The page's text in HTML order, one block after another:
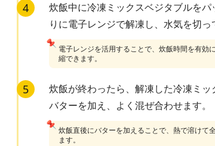
4
炊飯中に冷凍ミックスベジタブルをパ
りに電子レンジで解凍し、水気を切っ
電子レンジを活用することで、炊飯時間を有効
縮できます。
📌
5
炊飯が終わったら、解凍した冷凍ミッ
バターを加え、よく混ぜ合わせます。
炊飯直後にバターを加えることで、熱で溶けて
ます。
📌